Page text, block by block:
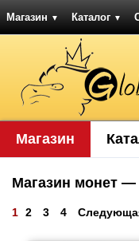
Магазин ▼ Каталог ▼
Магазин
Магазин монет
1 2 3 4